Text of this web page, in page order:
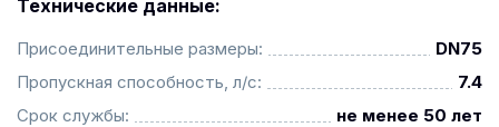
Технические данные:
Присоединительные размеры:
DN75
Пропускная способность, л/с:
7.4
Срок службы:
не менее 50 лет